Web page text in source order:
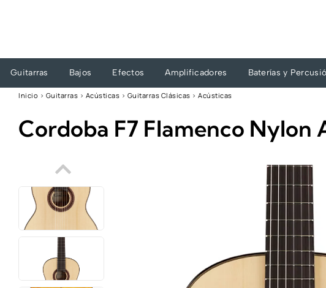
Guitarras Bajos Efectos Amplificadores Baterías y
Inicio › Guitarras › Acústicas › Guitarras Clásicas › Acústicas
Cordoba F7 Flamenco